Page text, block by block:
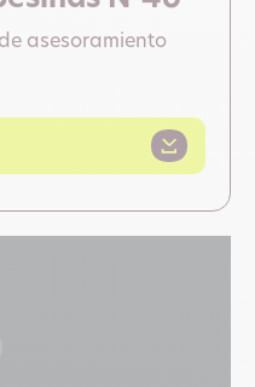
asesoramiento